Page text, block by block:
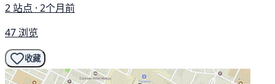
2 站点 · 2个月前
47 浏览
收藏